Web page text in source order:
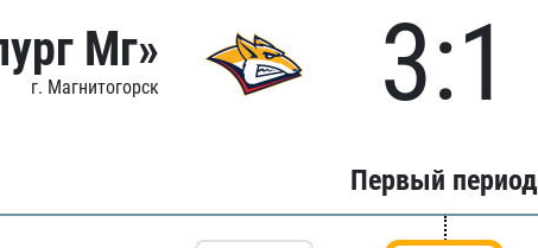
Мг»
г. Магнитогорск 3:1
Первый период